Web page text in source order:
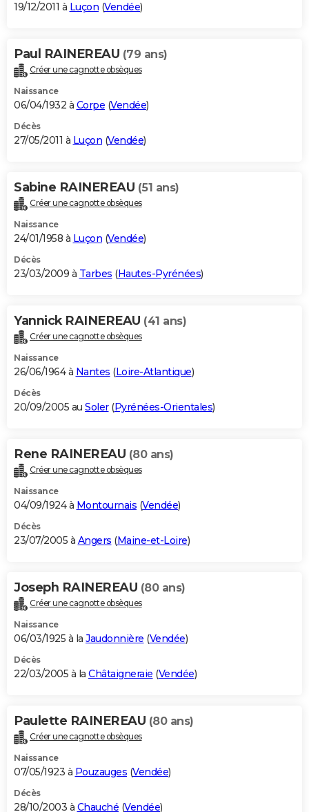
19/12/2011 à Luçon (Vendée)
Paul RAINEREAU (79 ans)
Créer une cagnotte obsèques
Naissance
06/04/1932 à Corpe (Vendée)
Décès
27/05/2011 à Luçon (Vendée)
Sabine RAINEREAU (51 ans)
Créer une cagnotte obsèques
Naissance
24/01/1958 à Luçon (Vendée)
Décès
23/03/2009 à Tarbes (Hautes-Pyrénées)
Yannick RAINEREAU (41 ans)
Créer une cagnotte obsèques
Naissance
26/06/1964 à Nantes (Loire-Atlantique)
Décès
20/09/2005 au Soler(Pyrénées-Orientales)
Rene RAINEREAU (80 ans)
Créer une cagnotte obsèques
Naissance
04/09/1924 à Montournais (Vendée)
Décès
23/07/2005 à Angers (Maine-et-Loire)
Joseph RAINEREAU (80 ans)
Créer une cagnotte obsèques
Naissance
06/03/1925 à la Jaudonnière (Vendée)
Décès
22/03/2005 à la Châtaigneraie (Vendée)
Paulette RAINEREAU (80 ans)
Créer une cagnotte obsèques
Naissance
07/05/1923 à Pouzauges (Vendée)
Décès
28/10/2003 à Chauché (Vendée)